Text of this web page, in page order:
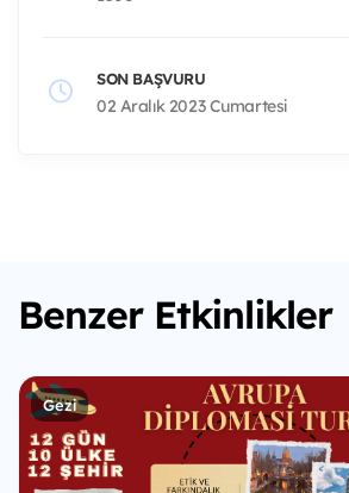
SON BAŞVURU
02 Aralık 2023 Cumartesi
Benzer Etkinlikler
Gezi